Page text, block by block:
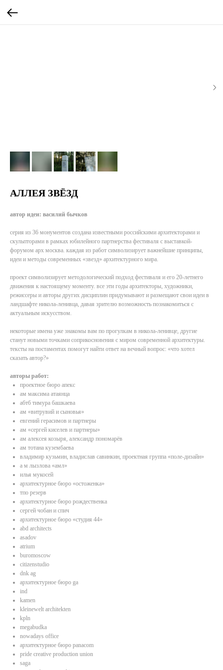
АЛЛЕЯ ЗВЁЗД
автор идеи: василий бычков
серия из 36 монументов создана известными российскими архитекторами и
скульпторами в рамках юбилейного партнерства фестиваля с выставкой-
форумом арх москва. каждая из работ символизирует важнейшие принципы,
идеи и методы современных «звезд» архитектурного мира.
проект символизирует методологический подход фестиваля и его 20-летнего
движения к настоящему моменту. все эти годы архитекторы, художники,
режиссеры и авторы других дисциплин придумывают и размещают свои идеи в
ландшафте никола-ленивца, давая зрителю возможность познакомиться с
актуальным искусством.
некоторые имена уже знакомы вам по прогулкам в никола-ленивце, другие
станут новыми точками соприкосновения с миром современной архитектуры.
тексты на постаментах помогут найти ответ на вечный вопрос: «что хотел
сказать автор?»
авторы работ:
проектное бюро апекс
ам максима атаянца
абтб тимура башкаева
ам «витрувий и сыновья»
евгений герасимов и партнеры
ам «сергей киселев и партнеры»
ам алексея козыря, александр пономарёв
ам тотана кузембаева
владимир кузьмин, владислав савинкин, проектная группа «поле-дизайн»
а м лызлова «амл»
илья мукосей
архитектурное бюро «остоженка»
тпо резерв
архитектурное бюро рождественка
сергей чобан и спич
архитектурное бюро «студия 44»
abd architects
asadov
atrium
buromoscow
citizenstudio
dnk ag
архитектурное бюро ga
ind
kamen
kleinewelt architekten
kpln
megabudka
nowadays office
архитектурное бюро panacom
pride creative production union
saga